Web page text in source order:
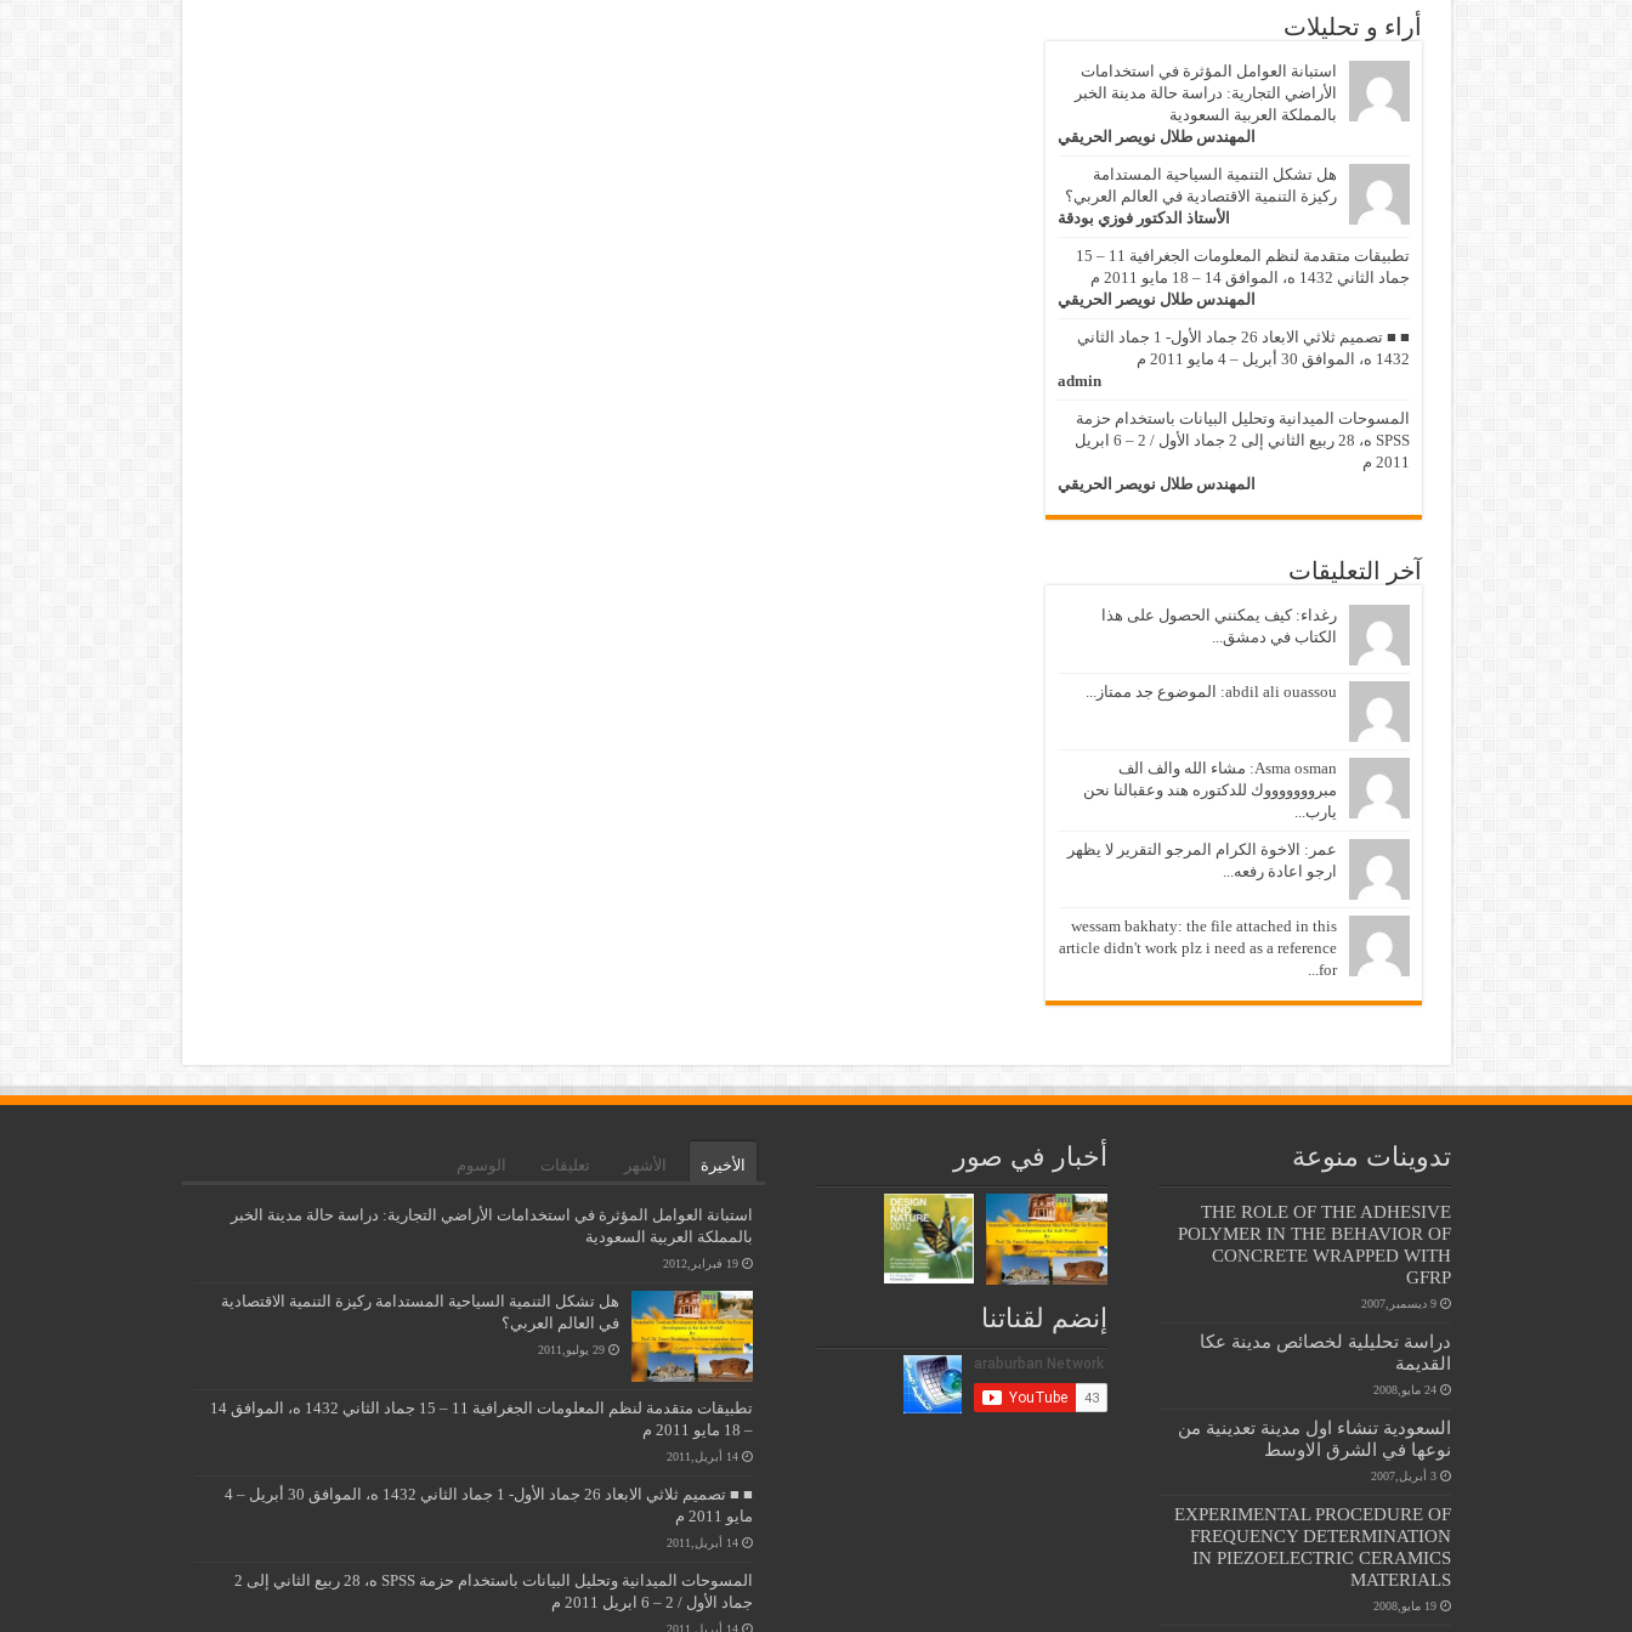
أراء و تحليلات
استبانة العوامل المؤثرة في استخدامات
الأراضي التجارية: دراسة حالة مدينة الخبر
بالمملكة العربية السعودية
المهندس طلال نويصر الحريقي
هل تشكل التنمية السياحية المستدامة
ركيزة التنمية الاقتصادية في العالم العربي؟
الأستاذ الدكتور فوزي بودقة
تطبيقات متقدمة لنظم المعلومات الجغرافية 11 – 15
جماد الثاني 1432 ه، الموافق 14 – 18 مايو 2011 م
المهندس طلال نويصر الحريقي
■ ■ تصميم ثلاثي الابعاد 26 جماد الأول- 1 جماد الثاني
1432 ه، الموافق 30 أبريل – 4 مايو 2011 م
admin
المسوحات الميدانية وتحليل البيانات باستخدام حزمة
SPSS ه، 28 ربيع الثاني إلى 2 جماد الأول / 2 – 6 ابريل
2011 م
المهندس طلال نويصر الحريقي
آخر التعليقات
رغداء: كيف يمكنني الحصول على هذا
الكتاب في دمشق...
abdil ali ouassou: الموضوع جد ممتاز...
Asma osman: مشاء الله والف الف
مبروووووووك للدكتوره هند وعقبالنا نحن
يارب...
عمر: الاخوة الكرام المرجو التقرير لا يظهر
ارجو اعادة رفعه...
wessam bakhaty: the file attached in this
article didn't work plz i need as a reference
for...
تدوينات منوعة
THE ROLE OF THE ADHESIVE
POLYMER IN THE BEHAVIOR OF
CONCRETE WRAPPED WITH
GFRP
9 ديسمبر,2007
دراسة تحليلية لخصائص مدينة عكا
القديمة
24 مايو,2008
السعودية تنشاء اول مدينة تعدينية من
نوعها في الشرق الاوسط
3 أبريل,2007
EXPERIMENTAL PROCEDURE OF
FREQUENCY DETERMINATION
IN PIEZOELECTRIC CERAMICS
MATERIALS
19 مايو,2008
أخبار في صور
إنضم لقناتنا
الأخيرة الأشهر تعليقات الوسوم
استبانة العوامل المؤثرة في استخدامات الأراضي التجارية: دراسة حالة مدينة الخبر
بالمملكة العربية السعودية
19 فبراير,2012
هل تشكل التنمية السياحية المستدامة ركيزة التنمية الاقتصادية
في العالم العربي؟
29 يوليو,2011
تطبيقات متقدمة لنظم المعلومات الجغرافية 11 – 15 جماد الثاني 1432 ه، الموافق 14
– 18 مايو 2011 م
14 أبريل,2011
■ ■ تصميم ثلاثي الابعاد 26 جماد الأول- 1 جماد الثاني 1432 ه، الموافق 30 أبريل – 4
مايو 2011 م
14 أبريل,2011
المسوحات الميدانية وتحليل البيانات باستخدام حزمة SPSS ه، 28 ربيع الثاني إلى 2
جماد الأول / 2 – 6 ابريل 2011 م
14 أبريل,2011